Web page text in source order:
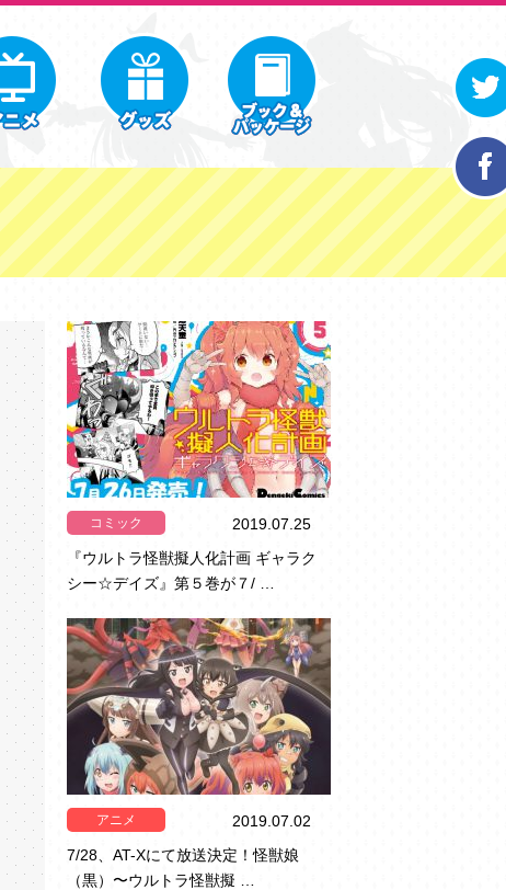
コミック
2019.07.25
『ウルトラ怪獣擬人化計画 ギャラク
シー☆デイズ』第５巻が７/ …
アニメ
2019.07.02
7/28、AT-Xにて放送決定！怪獣娘
（黒）〜ウルトラ怪獣擬 …